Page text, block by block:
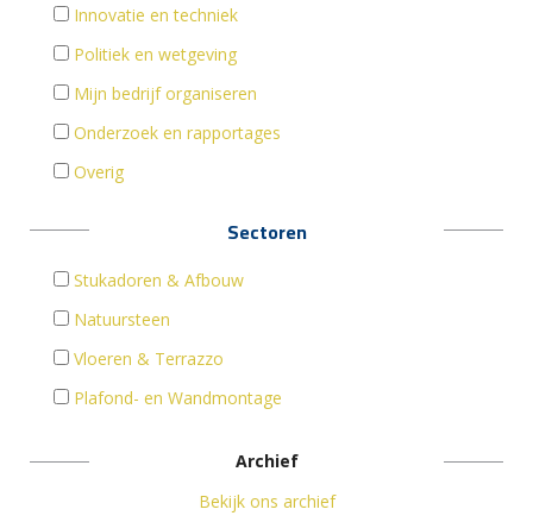
Innovatie en techniek
Politiek en wetgeving
Mijn bedrijf organiseren
Onderzoek en rapportages
Overig
Sectoren
Stukadoren & Afbouw
Natuursteen
Vloeren & Terrazzo
Plafond- en Wandmontage
Archief
Bekijk ons archief